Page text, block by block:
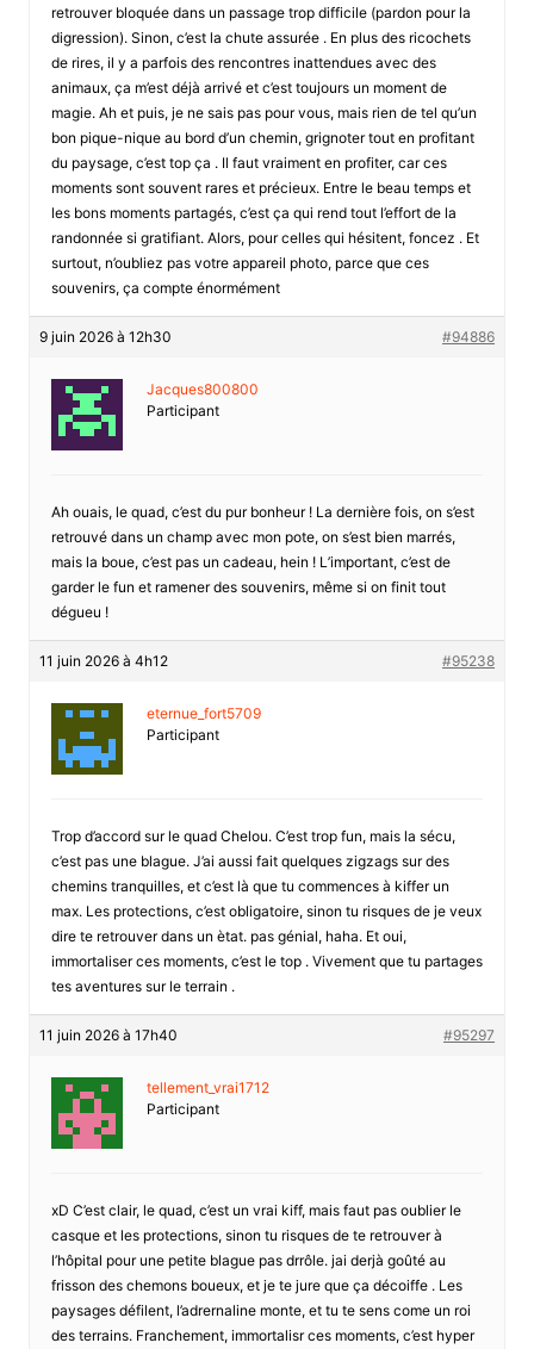
retrouver bloquée dans un passage trop difficile (pardon pour la
digression). Sinon, c’est la chute assurée . En plus des ricochets
de rires, il y a parfois des rencontres inattendues avec des
animaux, ça m’est déjà arrivé et c’est toujours un moment de
magie. Ah et puis, je ne sais pas pour vous, mais rien de tel qu’un
bon pique-nique au bord d’un chemin, grignoter tout en profitant
du paysage, c’est top ça . Il faut vraiment en profiter, car ces
moments sont souvent rares et précieux. Entre le beau temps et
les bons moments partagés, c’est ça qui rend tout l’effort de la
randonnée si gratifiant. Alors, pour celles qui hésitent, foncez . Et
surtout, n’oubliez pas votre appareil photo, parce que ces
souvenirs, ça compte énormément
9 juin 2026 à 12h30 #94886
Jacques800800
Participant
Ah ouais, le quad, c’est du pur bonheur ! La dernière fois, on s’est
retrouvé dans un champ avec mon pote, on s’est bien marrés,
mais la boue, c’est pas un cadeau, hein ! L’important, c’est de
garder le fun et ramener des souvenirs, même si on finit tout
dégueu !
11 juin 2026 à 4h12 #95238
eternue_fort5709
Participant
Trop d’accord sur le quad Chelou. C’est trop fun, mais la sécu,
c’est pas une blague. J’ai aussi fait quelques zigzags sur des
chemins tranquilles, et c’est là que tu commences à kiffer un
max. Les protections, c’est obligatoire, sinon tu risques de je veux
dire te retrouver dans un ètat. pas génial, haha. Et oui,
immortaliser ces moments, c’est le top . Vivement que tu partages
tes aventures sur le terrain .
11 juin 2026 à 17h40 #95297
tellement_vrai1712
Participant
xD C’est clair, le quad, c’est un vrai kiff, mais faut pas oublier le
casque et les protections, sinon tu risques de te retrouver à
l’hôpital pour une petite blague pas drrôle. jai derjà goûté au
frisson des chemons boueux, et je te jure que ça décoiffe . Les
paysages défilent, l’adrernaline monte, et tu te sens come un roi
des terrains. Franchement, immortalisr ces moments, c’est hyper